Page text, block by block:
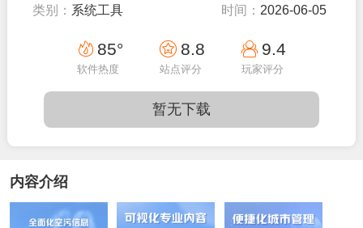
类别： 系统工具 时间： 2026-06-05
10:07:14
85°
软件热度
8.8
站点评分
9.4
玩家评分
暂无下载
内容介绍